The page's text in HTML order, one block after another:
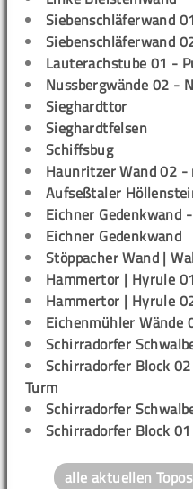
Siebenschläferwand
Siebenschläferwand
Lauterachstube 01 -
Nussbergwände 02 -
Sieghardttor
Sieghardtfelsen
Schiffsbug
Haunritzer Wand 02
Aufseßtaler
Eichner Gedenkwand
Eichner Gedenkwand
Stöppacher Wand |
Hammertor | Hyrule
Hammertor | Hyrule
Eichenmühler Wände
Schirradorfer
Schirradorfer Block
Turm
Schirradorfer
Schirradorfer Block
alle aktuellen Topos